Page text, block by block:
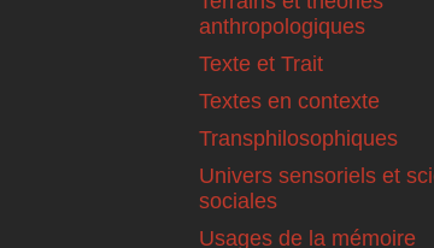
anthropologiques
Texte et Trait
Textes en contexte
Transphilosophiques
Univers sensoriels et
sociales
Usages de la mémoire